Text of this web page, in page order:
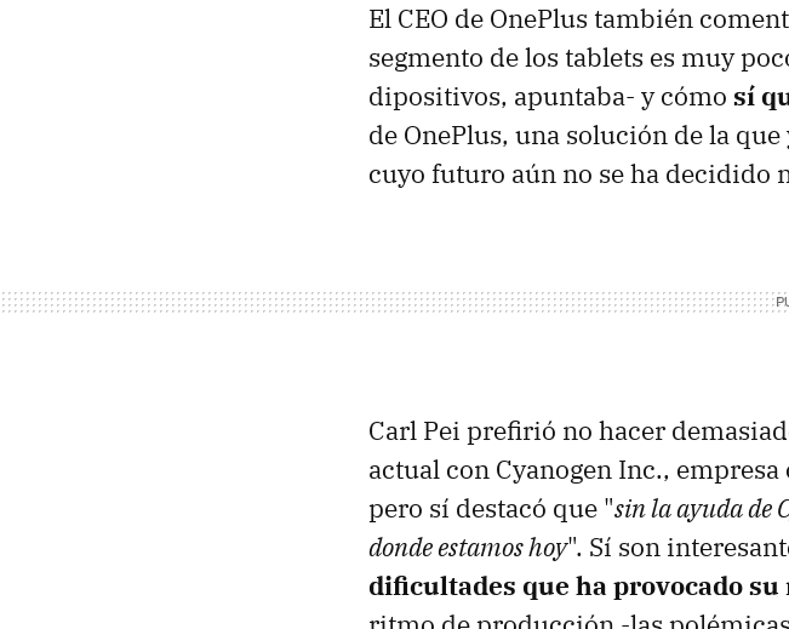
El CEO de OnePlus también
segmento de los tablets es muy
dipositivos, apuntaba- y cómo sí
de OnePlus, una solución de la
cuyo futuro aún no se ha decidido
Carl Pei prefirió no hacer
actual con Cyanogen Inc.,
pero sí destacó que "sin la ayuda de
donde estamos hoy". Sí son
dificultades que ha provocado